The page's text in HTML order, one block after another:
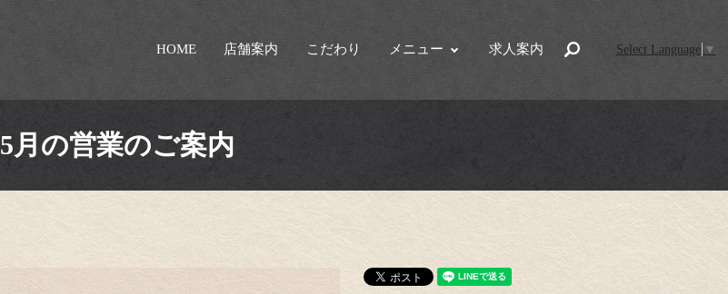
HOME 店舗案内 こだわり メニュー 求人案内 searchSelect Language ▼
5月の営業のご案内